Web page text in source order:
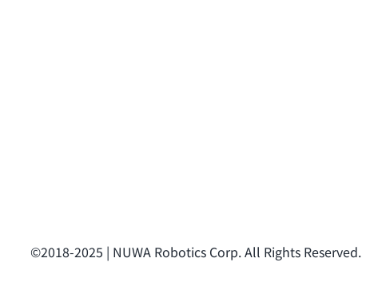
©2018-2025 | NUWA Robotics Corp. All Rights Reserved.